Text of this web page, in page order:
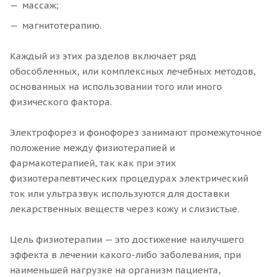
массаж;
магнитотерапию.
Каждый из этих разделов включает ряд
обособленных, или комплексных лечебных методов,
основанных на использовании того или иного
физического фактора.
Электрофорез и фонофорез занимают промежуточное
положение между физиотерапией и
фармакотерапией, так как при этих
физиотерапевтических процедурах электрический
ток или ультразвук используются для доставки
лекарственных веществ через кожу и слизистые.
Цель физиотерапии — это достижение наилучшего
эффекта в лечении какого-либо заболевания, при
наименьшей нагрузке на организм пациента,